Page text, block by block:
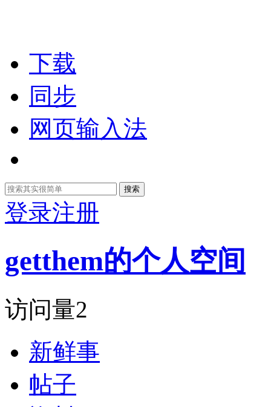
下载
同步
网页输入法
搜索
登录注册
getthem的个人空间
访问量2
新鲜事
帖子